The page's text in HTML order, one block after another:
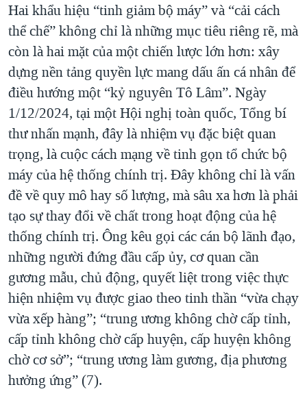
Hai khẩu hiệu “tinh giảm bộ máy” và “cải cách
thể chế” không chỉ là những mục tiêu riêng rẽ, mà
còn là hai mặt của một chiến lược lớn hơn: xây
dựng nền tảng quyền lực mang dấu ấn cá nhân để
điều hướng một “kỷ nguyên Tô Lâm”. Ngày
1/12/2024, tại một Hội nghị toàn quốc, Tổng bí
thư nhấn mạnh, đây là nhiệm vụ đặc biệt quan
trọng, là cuộc cách mạng về tinh gọn tổ chức bộ
máy của hệ thống chính trị. Đây không chỉ là vấn
đề về quy mô hay số lượng, mà sâu xa hơn là phải
tạo sự thay đổi về chất trong hoạt động của hệ
thống chính trị. Ông kêu gọi các cán bộ lãnh đạo,
những người đứng đầu cấp ủy, cơ quan cần
gương mẫu, chủ động, quyết liệt trong việc thực
hiện nhiệm vụ được giao theo tinh thần “vừa chạy
vừa xếp hàng”; “trung ương không chờ cấp tỉnh,
cấp tỉnh không chờ cấp huyện, cấp huyện không
chờ cơ sở”; “trung ương làm gương, địa phương
hưởng ứng” (7).